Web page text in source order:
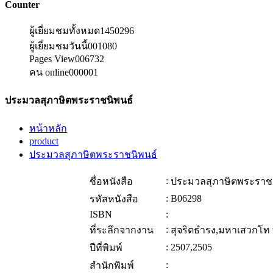
Counter
ผู้เยี่ยมชมทั้งหมด1450296
ผู้เยี่ยมชมวันนี้001080
Pages View006732
คน online000001
ประมวลสุภาษิตพระราชนิพนธ์
หน้าหลัก
product
ประมวลสุภาษิตพระราชนิพนธ์
ชื่อหนังสือ : ประมวลสุภาษิตพระรา
รหัสหนังสือ
: B06298
ISBN
:
ที่ระลึกจากงาน
: สุจริตธำรง,มหาเสวกโท
ปีที่พิมพ์
: 2507,2505
สำนักพิมพ์
: